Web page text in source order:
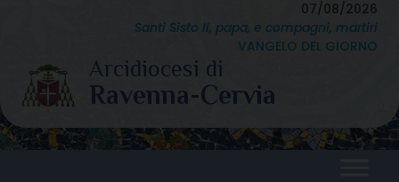
content
07/08/2026
Santi Sisto II, papa, e compagni, martiri
VANGELO DEL GIORNO